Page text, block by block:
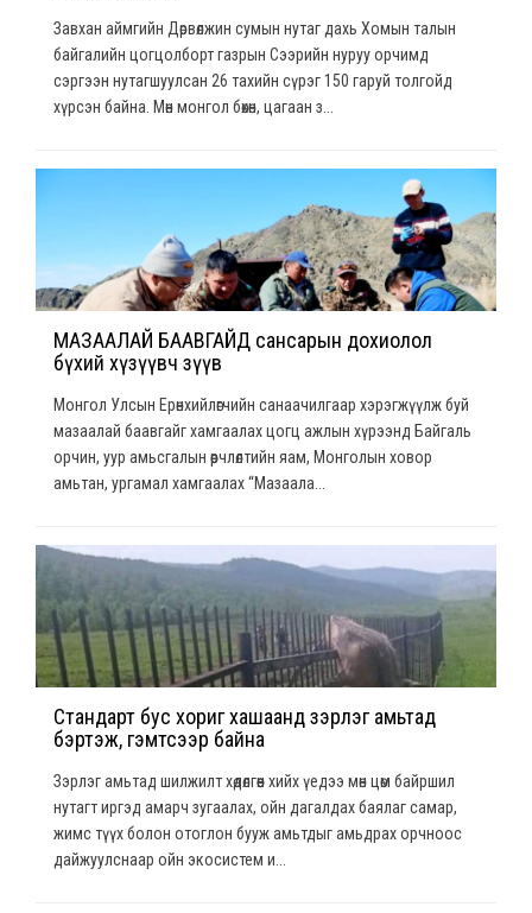
Завхан аймгийн Дөрвөлжин сумын нутаг дахь Хомын талын
байгалийн цогцолборт газрын Сээрийн нуруу орчимд
сэргээн нутагшуулсан 26 тахийн сүрэг 150 гаруй толгойд
хүрсэн байна. Мөн монгол бөхөн, цагаан з...
МАЗААЛАЙ БААВГАЙД сансарын дохиолол
бүхий хүзүүвч зүүв
Монгол Улсын Ерөнхийлөгчийн санаачилгаар хэрэгжүүлж буй
мазаалай баавгайг хамгаалах цогц ажлын хүрээнд Байгаль
орчин, уур амьсгалын өөрчлөлтийн яам, Монголын ховор
амьтан, ургамал хамгаалах “Мазаала...
Стандарт бус хориг хашаанд зэрлэг амьтад
бэртэж, гэмтсээр байна
Зэрлэг амьтад шилжилт хөдөлгөөн хийх үедээ мөн цөм байршил
нутагт иргэд амарч зугаалах, ойн дагалдах баялаг самар,
жимс түүх болон отоглон бууж амьтдыг амьдрах орчноос
дайжуулснаар ойн экосистем и...